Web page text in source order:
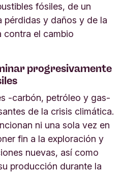
fósiles, de un
y daños y de la
contra el cambio
progresivamente
-carbón, petróleo y gas-
de la crisis climática.
ni una sola vez en
fin a la exploración y
nuevas, así como
producción durante la